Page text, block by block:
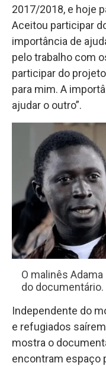
2017/2018, e hoje
Aceitou participar
importância de
pelo trabalho com
participar do
para mim. A
ajudar o outro”.
O malinês
do documentário.
Independente do
e refugiados
mostra o
encontram espaço